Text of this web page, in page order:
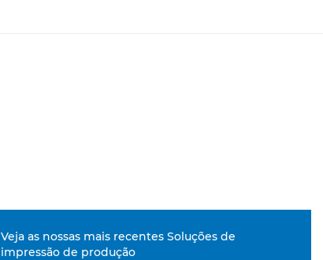
Veja as nossas mais recentes Soluções de
impressão de produção